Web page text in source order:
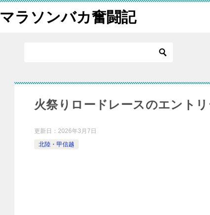
マラソンバカ奮闘記
火祭りロードレースのエント
更新日： 2026年3月7日
北陸・甲信越